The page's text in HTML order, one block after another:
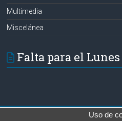
Multimedia
Miscelánea
Falta para el Lunes
Hermanos de las
Uso de